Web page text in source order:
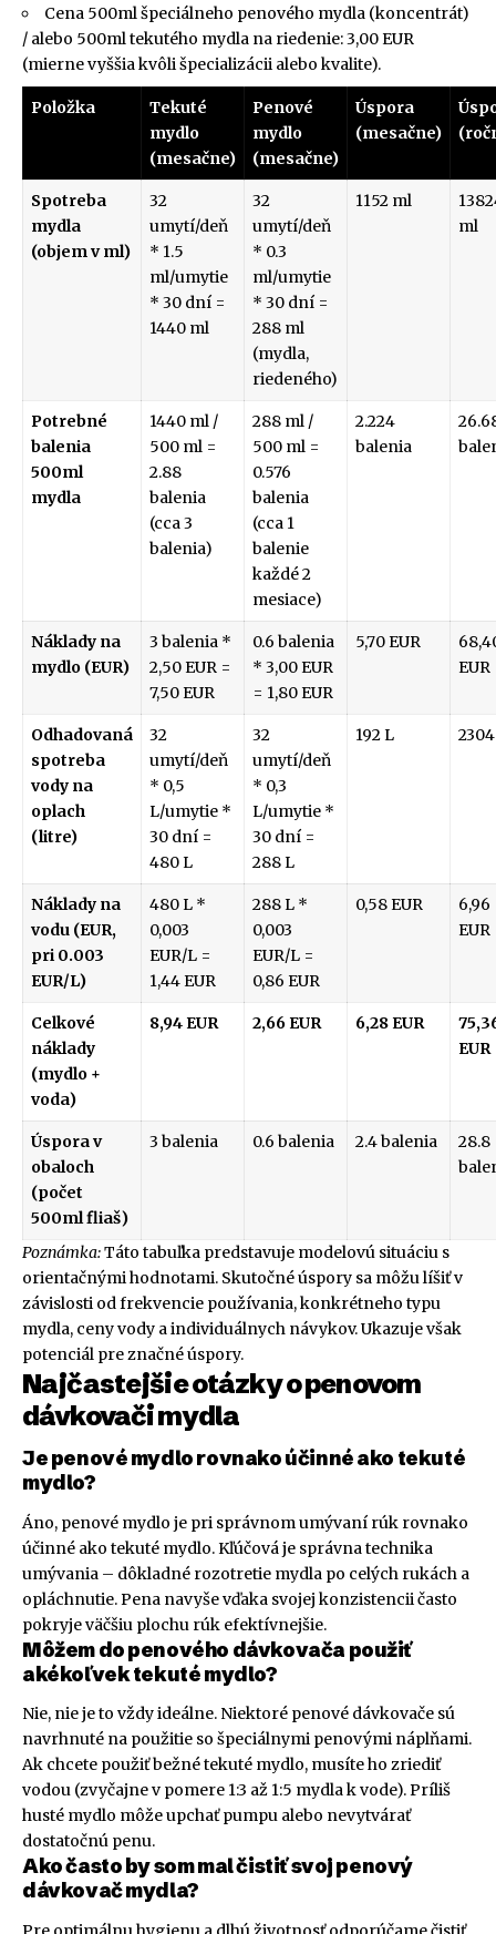
Cena 500ml špeciálneho penového mydla (koncentrát)
/ alebo 500ml tekutého mydla na riedenie: 3,00 EUR
(mierne vyššia kvôli špecializácii alebo kvalite).
Položka
Tekuté
mydlo
(mesačne)
Penové
mydlo
(mesačne)
Úspora
(mesačne)
Spotreba
mydla
(objem v ml)
32
umytí/deň
* 1.5
ml/umytie
* 30 dní =
1440 ml
32
umytí/deň
* 0.3
ml/umytie
* 30 dní =
288 ml
(mydla,
riedeného)
1152 ml
ml
Potrebné
balenia
500ml
mydla
1440 ml /
500 ml =
2.88
balenia
(cca 3
balenia)
288 ml /
500 ml =
0.576
balenia
(cca 1
balenie
každé 2
mesiace)
2.224
balenia
Náklady na
mydlo (EUR)
3 balenia *
2,50 EUR =
7,50 EUR
0.6 balenia
* 3,00 EUR
= 1,80 EUR
5,70 EUR
EUR
Odhadovaná
spotreba
vody na
oplach
(litre)
32
umytí/deň
* 0,5
L/umytie *
30 dní =
480 L
32
umytí/deň
* 0,3
L/umytie *
30 dní =
288 L
192 L
Náklady na
vodu (EUR,
pri 0.003
EUR/L)
480 L *
0,003
EUR/L =
1,44 EUR
288 L *
0,003
EUR/L =
0,86 EUR
0,58 EUR
6,96
EUR
Celkové
náklady
(mydlo +
voda)
8,94 EUR 2,66 EUR 6,28 EUR
EUR
Úspora v
obaloch
(počet
500ml fliaš)
3 balenia 0.6 balenia 2.4 balenia
28.8
Poznámka:Táto tabuľka predstavuje modelovú situáciu s
orientačnými hodnotami. Skutočné úspory sa môžu líšiť v
závislosti od frekvencie používania, konkrétneho typu
mydla, ceny vody a individuálnych návykov. Ukazuje však
potenciál pre značné úspory.
Najčastejšie otázky o penovom
dávkovači mydla
Je penové mydlo rovnako účinné ako tekuté
mydlo?
Áno, penové mydlo je pri správnom umývaní rúk rovnako
účinné ako tekuté mydlo. Kľúčová je správna technika
umývania – dôkladné rozotretie mydla po celých rukách a
opláchnutie. Pena navyše vďaka svojej konzistencii často
pokryje väčšiu plochu rúk efektívnejšie.
Môžem do penového dávkovača použiť
akékoľvek tekuté mydlo?
Nie, nie je to vždy ideálne. Niektoré penové dávkovače sú
navrhnuté na použitie so špeciálnymi penovými náplňami.
Ak chcete použiť bežné tekuté mydlo, musíte ho zriediť
vodou (zvyčajne v pomere 1:3 až 1:5 mydla k vode). Príliš
husté mydlo môže upchať pumpu alebo nevytvárať
dostatočnú penu.
Ako často by som mal čistiť svoj penový
dávkovač mydla?